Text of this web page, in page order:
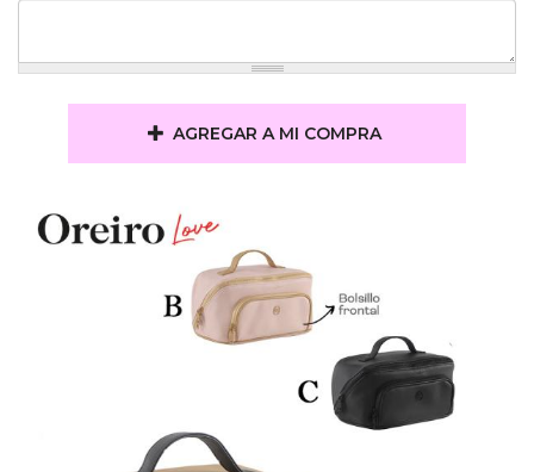
AGREGAR A MI COMPRA